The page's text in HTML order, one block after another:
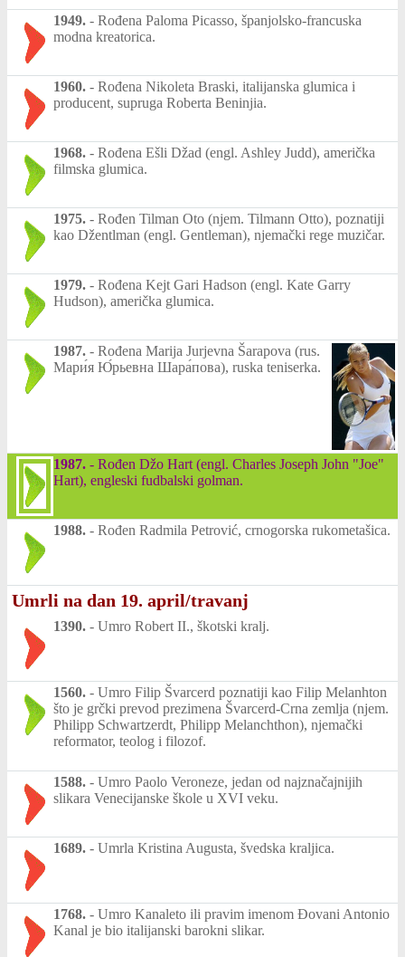
1949. - Rođena Paloma Picasso, španjolsko-francuska
modna kreatorica.
1960. - Rođena Nikoleta Braski, italijanska glumica i
producent, supruga Roberta Beninjia.
1968. - Rođena Ešli Džad (engl. Ashley Judd), američka
filmska glumica.
1975. - Rođen Tilman Oto (njem. Tilmann Otto), poznatiji
kao Džentlman (engl. Gentleman), njemački rege muzičar.
1979. - Rođena Kejt Gari Hadson (engl. Kate Garry
Hudson), američka glumica.
1987. - Rođena Marija Jurjevna Šarapova (rus.
Мари́я Ю́рьевна Шара́пова), ruska teniserka.
1987. - Rođen Džo Hart (engl. Charles Joseph John "Joe"
Hart), engleski fudbalski golman.
1988. - Rođen Radmila Petrović, crnogorska rukometašica.
Umrli na dan 19. april/travanj
1390. - Umro Robert II., škotski kralj.
1560. - Umro Filip Švarcerd poznatiji kao Filip Melanhton
što je grčki prevod prezimena Švarcerd-Crna zemlja (njem.
Philipp Schwartzerdt, Philipp Melanchthon), njemački
reformator, teolog i filozof.
1588. - Umro Paolo Veroneze, jedan od najznačajnijih
slikara Venecijanske škole u XVI veku.
1689. - Umrla Kristina Augusta, švedska kraljica.
1768. - Umro Kanaleto ili pravim imenom Đovani Antonio
Kanal je bio italijanski barokni slikar.